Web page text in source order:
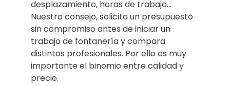
desplazamiento, horas de trabajo…
Nuestro consejo, solicita un presupuesto
sin compromiso antes de iniciar un
trabajo de fontanería y compara
distintos profesionales. Por ello es muy
importante el binomio entre calidad y
precio.